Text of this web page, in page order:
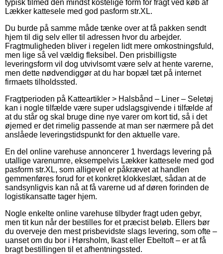
typisk tilmed den mindst kostelige form for fragt ved køb af
Lækker kattesele med god pasform str.XL.
Du burde på samme måde tænke over at få pakken sendt
hjem til dig selv eller til adressen hvor du arbejder.
Fragtmuligheden bliver i regelen lidt mere omkostningsfuld,
men lige så vel vældig fleksibel. Den prisbilligste
leveringsform vil dog utvivlsomt være selv at hente varerne,
men dette nødvendiggør at du har bopæl tæt på internet
firmaets tilholdssted.
Fragtperioden på Katteartikler > Halsbånd – Liner – Seletøj
kan i nogle tilfælde være super udslagsgivende i tilfælde af
at du står og skal bruge dine nye varer om kort tid, så i det
øjemed er det rimelig passende at man ser nærmere på det
anslåede leveringstidspunkt for den aktuelle vare.
En del online varehuse annoncerer 1 hverdags levering på
utallige varenumre, eksempelvis Lækker kattesele med god
pasform str.XL, som alligevel er påkrævet at handlen
gemmenføres forud for et konkret klokkeslæt, sådan at de
sandsynligvis kan nå at få varerne ud af døren forinden de
logistikansatte tager hjem.
Nogle enkelte online varehuse tilbyder fragt uden gebyr,
men tit kun når der bestilles for et præcist beløb. Ellers bør
du overveje den mest prisbevidste slags levering, som ofte –
uanset om du bor i Hørsholm, Ikast eller Ebeltoft – er at få
bragt bestillingen til et afhentningssted.